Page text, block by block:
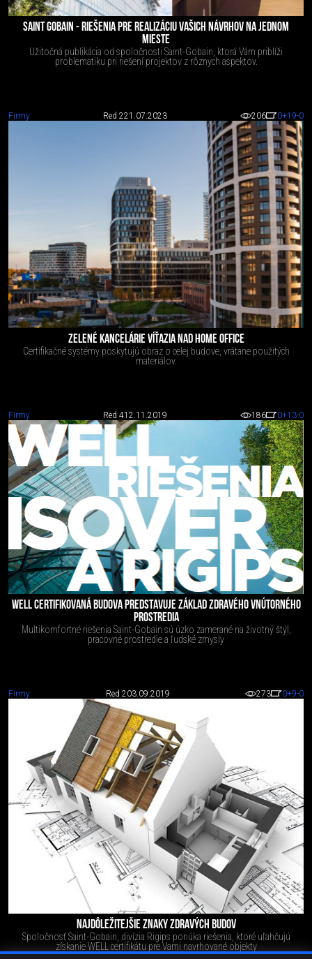
SAINT GOBAIN - RIEŠENIA PRE REALIZÁCIU VAŠICH NÁVRHOV NA JEDNOM
MIESTE
Užitočná publikácia od spoločnosti Saint-Gobain, ktorá Vám priblíži
problematiku pri riešení projektov z rôznych aspektov.
Firmy Red 221.07.2023 206 0+19-0
ZELENÉ KANCELÁRIE VÍŤAZIA NAD HOME OFFICE
Certifikačné systémy poskytujú obraz o celej budove, vrátane použitých
materiálov.
Firmy Red 412.11.2019 186 0+13-0
WELL CERTIFIKOVANÁ BUDOVA PREDSTAVUJE ZÁKLAD ZDRAVÉHO VNÚTORNÉHO
PROSTREDIA
Multikomfortné riešenia Saint-Gobain sú úzko zamerané na životný štýl,
pracovné prostredie a ľudské zmysly
Firmy Red 2 03.09.2019 273 0+9-0
NAJDÔLEŽITEJŠIE ZNAKY ZDRAVÝCH BUDOV
Spoločnosť Saint-Gobain, divízia Rigips ponúka riešenia, ktoré uľahčujú
získanie WELL certifikátu pre Vami navrhované objekty